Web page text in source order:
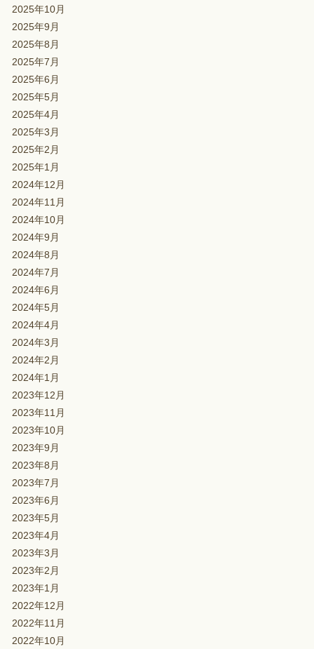
2025年10月
2025年9月
2025年8月
2025年7月
2025年6月
2025年5月
2025年4月
2025年3月
2025年2月
2025年1月
2024年12月
2024年11月
2024年10月
2024年9月
2024年8月
2024年7月
2024年6月
2024年5月
2024年4月
2024年3月
2024年2月
2024年1月
2023年12月
2023年11月
2023年10月
2023年9月
2023年8月
2023年7月
2023年6月
2023年5月
2023年4月
2023年3月
2023年2月
2023年1月
2022年12月
2022年11月
2022年10月